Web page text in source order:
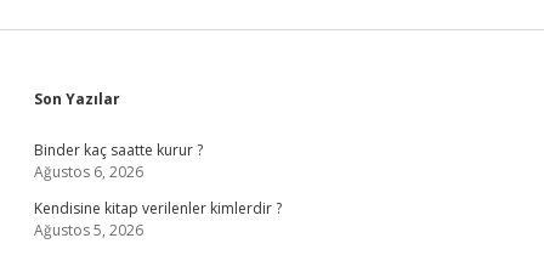
Sidebar
Son Yazılar
Binder kaç saatte kurur ?
Ağustos 6, 2026
Kendisine kitap verilenler kimlerdir ?
Ağustos 5, 2026